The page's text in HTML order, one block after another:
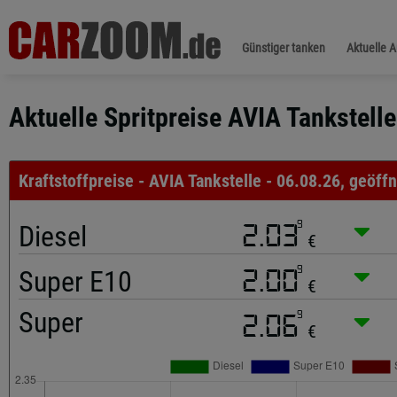
Günstiger tanken Aktuelle
Aktuelle Spritpreise AVIA
Kraftstoffpreise - AVIA Tankstelle - 06.08.26,
Diesel 2.039
€
Super E10 2.009
€
Super 2.069
€